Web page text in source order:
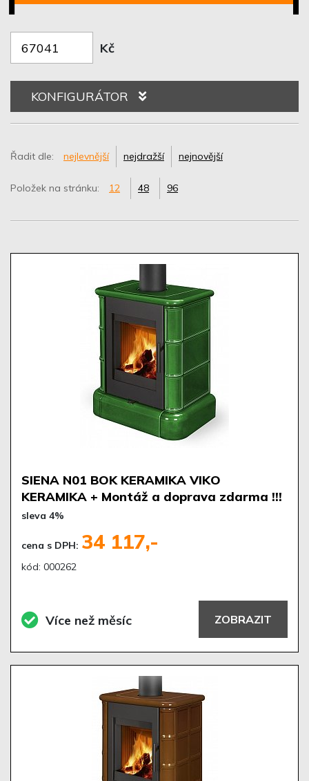
Kč
KONFIGURÁTOR
Řadit dle: nejlevnější nejdražší nejnovější
Položek na stránku: 12 48 96
SIENA N01 BOK KERAMIKA VIKO
KERAMIKA + Montáž a doprava zdarma !!!
sleva 4%
cena s DPH: 34 117,-
kód: 000262
Více než měsíc ZOBRAZIT